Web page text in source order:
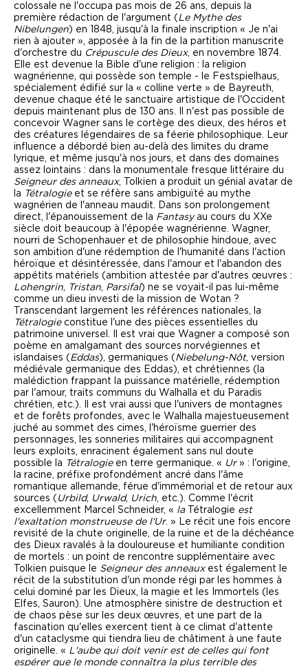
colossale ne l'occupa pas mois de 26 ans, depuis la
première rédaction de l'argument (Le Mythe des
Nibelungen) en 1848, jusqu'à la finale inscription « Je n'ai
rien à ajouter », apposée à la fin de la partition manuscrite
d'orchestre du Crépuscule des Dieux, en novembre 1874.
Elle est devenue la Bible d'une religion : la religion
wagnérienne, qui possède son temple - le Festspielhaus,
spécialement édifié sur la « colline verte » de Bayreuth,
devenue chaque été le sanctuaire artistique de l'Occident
depuis maintenant plus de 130 ans. Il n'est pas possible de
concevoir Wagner sans le cortège des dieux, des héros et
des créatures légendaires de sa féerie philosophique. Leur
influence a débordé bien au-delà des limites du drame
lyrique, et même jusqu'à nos jours, et dans des domaines
assez lointains : dans la monumentale fresque littéraire du
Seigneur des anneaux, Tolkien a produit un génial avatar de
la Tétralogie et se réfère sans ambiguïté au mythe
wagnérien de l'anneau maudit. Dans son prolongement
direct, l'épanouissement de la Fantasyau cours du XXe
siècle doit beaucoup à l'épopée wagnérienne. Wagner,
nourri de Schopenhauer et de philosophie hindoue, avec
son ambition d'une rédemption de l'humanité dans l'action
héroïque et désintéressée, dans l'amour et l'abandon des
appétits matériels (ambition attestée par d'autres œuvres :
Lohengrin
Tristan Parsifal) ne se voyait-il pas lui-même
comme un dieu investi de la mission de Wotan ?
Transcendant largement les références nationales, la
Tétralogieconstitue l'une des pièces essentielles du
patrimoine universel. Il est vrai que Wagner a composé son
poème en amalgamant des sources norvégiennes et
islandaises (Eddas), germaniques (Niebelung-Nôt, version
médiévale germanique des Eddas), et chrétiennes (la
malédiction frappant la puissance matérielle, rédemption
par l'amour, traits communs du Walhalla et du Paradis
chrétien, etc.). Il est vrai aussi que l'univers de montagnes
et de forêts profondes, avec le Walhalla majestueusement
juché au sommet des cimes, l'héroïsme guerrier des
personnages, les sonneries militaires qui accompagnent
leurs exploits, enracinent également sans nul doute
possible la Tétralogieen terre germanique. « Ur» : l'origine,
la racine, préfixe profondément ancré dans l'âme
romantique allemande, férue d'immémorial et de retour aux
sources ( Urbild, Urwald, Urich , etc.). Comme l'écrit
excellemment Marcel Schneider, « la Tétralogie est
l'exaltation monstrueuse de l'Ur. » Le récit une fois encore
revisité de la chute originelle, de la ruine et de la déchéance
des Dieux ravalés à la douloureuse et humiliante condition
de mortels : un point de rencontre supplémentaire avec
Tolkien puisque le Seigneur des anneauxest également le
récit de la substitution d'un monde régi par les hommes à
celui dominé par les Dieux, la magie et les Immortels (les
Elfes, Sauron). Une atmosphère sinistre de destruction et
de chaos pèse sur les deux œuvres, et une part de la
fascination qu'elles exercent tient à ce climat d'attente
d'un cataclysme qui tiendra lieu de châtiment à une faute
originelle. « L'aube qui doit venir est de celles qui font
espérer que le monde connaîtra la plus terrible des